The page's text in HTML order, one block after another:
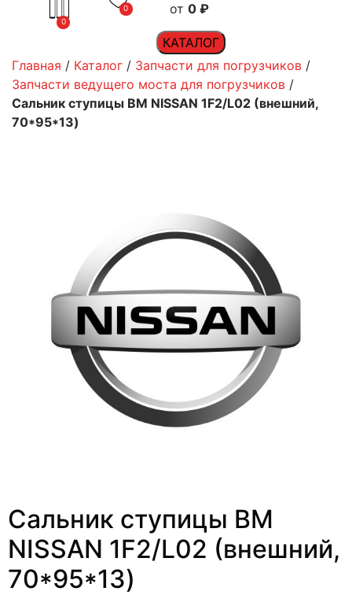
0
0 0 ₽
КАТАЛОГ
Главная / Каталог / Запчасти для погрузчиков /
Запчасти ведущего моста для погрузчиков /
Сальник ступицы ВМ NISSAN 1F2/L02 (внешний,
70*95*13)
Сальник ступицы ВМ
NISSAN 1F2/L02 (внешний,
70*95*13)